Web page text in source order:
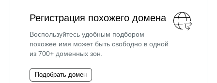
Регистрация похожего домена
Воспользуйтесь удобным подбором —
похожее имя может быть свободно в одной
из 700+ доменных зон.
Подобрать домен